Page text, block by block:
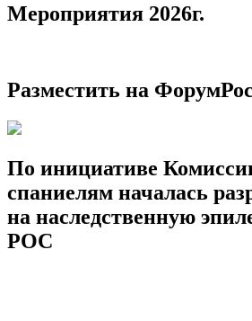
Мероприятия 2026г.
Разместить на ФорумРос
По инициативе
спаниелям началась
на наследственную
РОС